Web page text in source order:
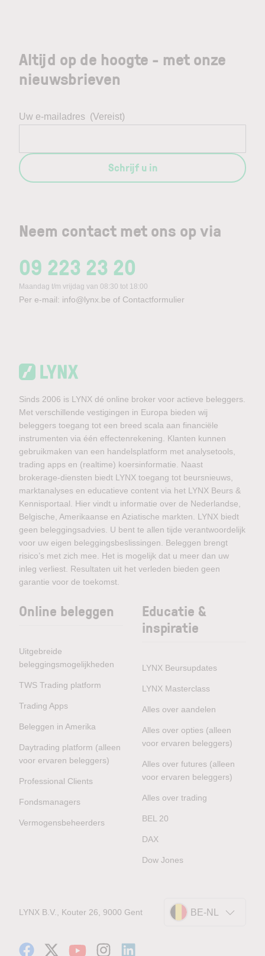
Neem contact met ons op via
09 223 23 20
Maandag t/m vrijdag van 08:30 tot 18:00
Per e-mail: info@lynx.be of Contactformulier
Altijd op de hoogte - met onze
nieuwsbrieven
Uw e-mailadres (Vereist)
Schrijf u in
Sinds 2006 is LYNX dé online broker voor actieve beleggers.
Met verschillende vestigingen in Europa bieden wij
beleggers toegang tot een breed scala aan financiële
instrumenten via één effectenrekening. Klanten kunnen
gebruikmaken van een handelsplatform met analysetools,
trading apps en (realtime) koersinformatie. Naast
brokerage-diensten biedt LYNX toegang tot beursnieuws,
marktanalyses en educatieve content via het LYNX Beurs &
Kennisportaal. Hier vindt u informatie over de Nederlandse,
Belgische, Amerikaanse en Aziatische markten. LYNX biedt
geen beleggingsadvies. U bent te allen tijde verantwoordelijk
voor uw eigen beleggingsbeslissingen. Beleggen brengt
risico’s met zich mee. Het is mogelijk dat u meer dan uw
inleg verliest. Resultaten uit het verleden bieden geen
garantie voor de toekomst.
Online beleggen
Uitgebreide
beleggingsmogelijkheden
TWS Trading platform
Trading Apps
Beleggen in Amerika
Daytrading platform (alleen
voor ervaren beleggers)
Professional Clients
Fondsmanagers
Vermogensbeheerders
Educatie &
inspiratie
LYNX Beursupdates
LYNX Masterclass
Alles over aandelen
Alles over opties (alleen
voor ervaren beleggers)
Alles over futures (alleen
voor ervaren beleggers)
Alles over trading
BEL 20
DAX
Dow Jones
LYNX B.V., Kouter 26, 9000 Gent BE-NL